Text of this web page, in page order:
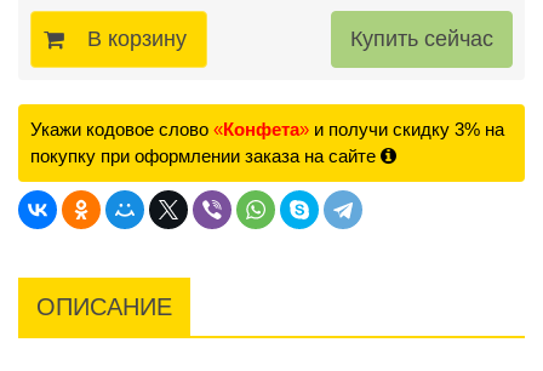
В корзину
Укажи кодовое слово «Конфета» и получи скидку 3% на
покупку при оформлении заказа на сайте
ОПИСАНИЕ